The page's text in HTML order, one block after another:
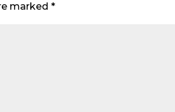
marked*